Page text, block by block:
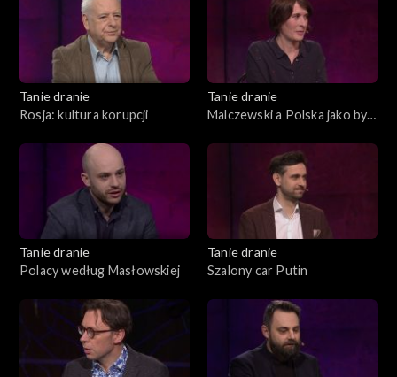
Tanie dranie
Rosja: kultura korupcji
Tanie dranie
Malczewski a Polska jako byt
Tanie dranie
Polacy według Masłowskiej
Tanie dranie
Szalony car Putin